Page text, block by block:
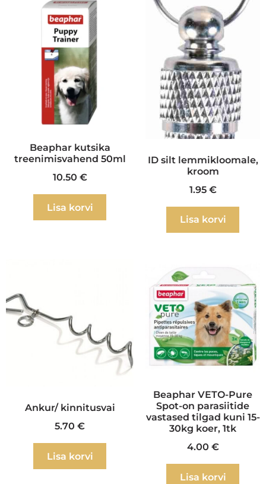
Beaphar kutsika
treenimisvahend 50ml
10.50 €
Lisa korvi
ID silt lemmikloomale,
kroom
1.95 €
Lisa korvi
Ankur/ kinnitusvai
5.70 €
Lisa korvi
Beaphar VETO-Pure
Spot-on parasiitide
vastased tilgad kuni 15-
30kg koer, 1tk
4.00 €
Lisa korvi